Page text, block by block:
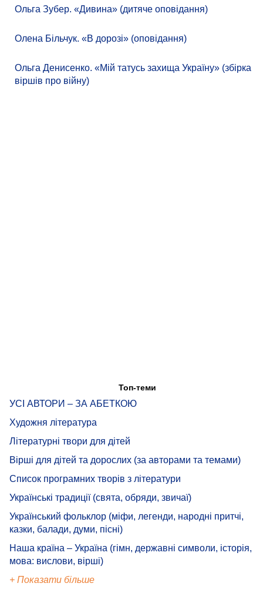
Ольга Зубер. «Дивина» (дитяче оповідання)
Олена Більчук. «В дорозі» (оповідання)
Ольга Денисенко. «Мій татусь захища Україну» (збірка
віршів про війну)
Топ-теми
УСІ АВТОРИ – ЗА АБЕТКОЮ
Художня література
Літературні твори для дітей
Вірші для дітей та дорослих (за авторами та темами)
Список програмних творів з літератури
Українські традиції (свята, обряди, звичаї)
Український фольклор (міфи, легенди, народні притчі,
казки, балади, думи, пісні)
Наша країна – Україна (гімн, державні символи, історія,
мова: вислови, вірші)
+ Показати більше